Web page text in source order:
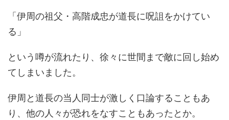
「伊周の祖父・高階成忠が道長に呪詛をかけてい
る」
という噂が流れたり、徐々に世間まで敵に回し始め
てしまいました。
伊周と道長の当人同士が激しく口論することもあ
り、他の人々が恐れをなすこともあったとか。